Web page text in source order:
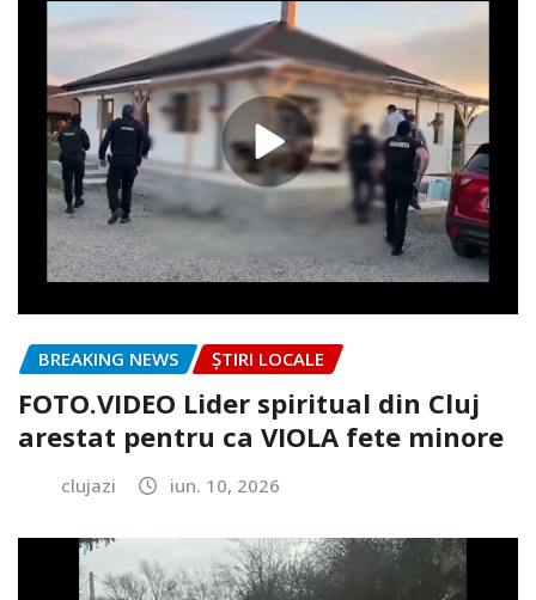
BREAKING NEWS ȘTIRI LOCALE
FOTO.VIDEO Lider spiritual din Cluj
arestat pentru ca VIOLA fete minore
clujazi iun. 10, 2026